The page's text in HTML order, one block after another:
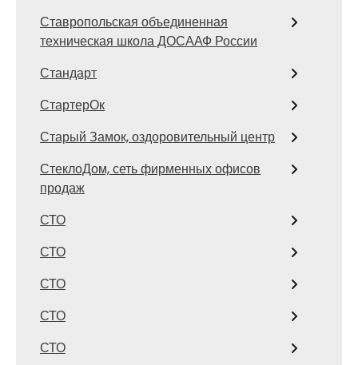
Ставропольская объединенная
техническая школа ДОСААФ России
Стандарт
СтартерОк
Старый Замок, оздоровительный центр
СтеклоДом, сеть фирменных офисов
продаж
СТО
СТО
СТО
СТО
СТО